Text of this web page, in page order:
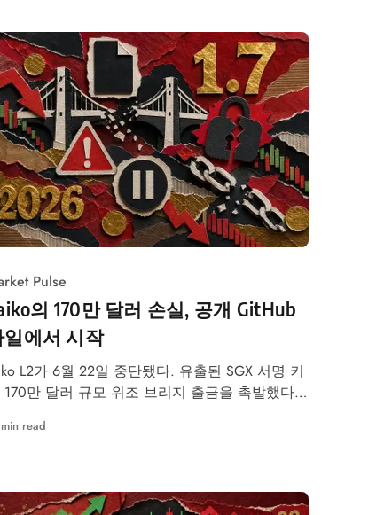
Pulse
의 170만 달러 손실, 공개 GitHub
일에서 시작
L2가 6월 22일 중단됐다. 유출된 SGX 서명 키
170만 달러 규모 위조 브리지 출금을 촉발했다.
변수.
read